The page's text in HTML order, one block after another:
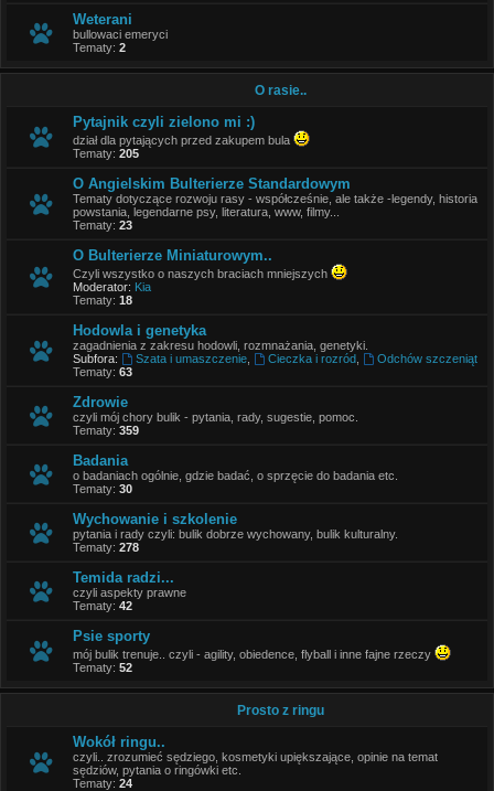
Weterani
bullowaci emeryci
Tematy: 2
O rasie..
Pytajnik czyli zielono mi :)
dział dla pytających przed zakupem bula
Tematy: 205
O Angielskim Bulterierze Standardowym
Tematy dotyczące rozwoju rasy - współcześnie, ale także -legendy, historia
powstania, legendarne psy, literatura, www, filmy...
Tematy: 23
O Bulterierze Miniaturowym..
Czyli wszystko o naszych braciach mniejszych
Moderator: Kia
Tematy: 18
Hodowla i genetyka
zagadnienia z zakresu hodowli, rozmnażania, genetyki.
Subfora:
Szata i umaszczenie, Cieczka i rozród,
Odchów szczeniąt
Tematy: 63
Zdrowie
czyli mój chory bulik - pytania, rady, sugestie, pomoc.
Tematy: 359
Badania
o badaniach ogólnie, gdzie badać, o sprzęcie do badania etc.
Tematy: 30
Wychowanie i szkolenie
pytania i rady czyli: bulik dobrze wychowany, bulik kulturalny.
Tematy: 278
Temida radzi...
czyli aspekty prawne
Tematy: 42
Psie sporty
mój bulik trenuje.. czyli - agility, obiedence, flyball i inne fajne rzeczy
Tematy: 52
Prosto z ringu
Wokół ringu..
czyli.. zrozumieć sędziego, kosmetyki upiększające, opinie na temat
sędziów, pytania o ringówki etc.
Tematy: 24